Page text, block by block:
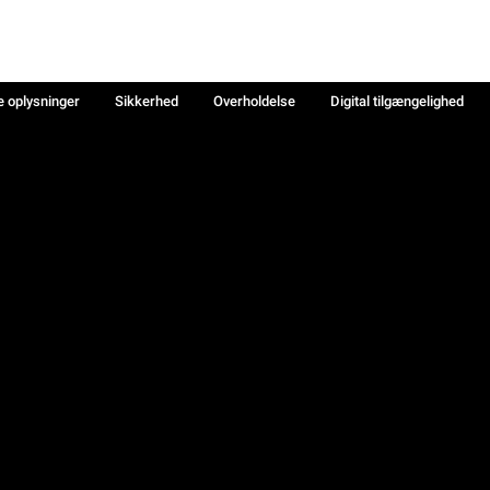
oplysninger Sikkerhed Overholdelse
Digital tilgængelighed